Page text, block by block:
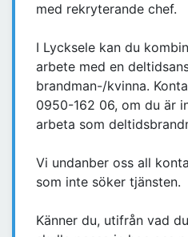
med rekryterande chef.
I Lycksele kan du
arbete med en
brandman-/kvinna.
0950-162 06, om du är
arbeta som
Vi undanber oss all
som inte söker tjänsten.
Känner du, utifrån vad